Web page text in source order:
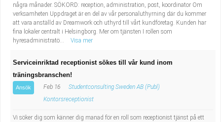
några månader. SÖKORD: reception, administration, post, koordinator Om
verksamheten Uppdraget är en del av vår personaluthyrning där du kommer
att vara anställd av Dreamwork och uthyrd till vårt kundföretag. Kunden har
fina lokaler centralt i Helsingborg. Mer om tjänsten I rollen som
hyresadministratö...
Visa mer
Serviceinriktad receptionist sökes till vår kund inom
träningsbranschen!
Ansök Feb 16
Studentconsulting Sweden AB (Publ)
Kontorsreceptionist
Vi söker dig som känner dig manad för en roll som receptionist tjänst på ett